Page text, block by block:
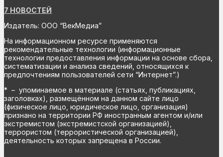
7 НОВОСТЕЙ
Издатель: ООО “ВекМедиа”
На информационном ресурсе применяются
рекомендательные технологии (информационные
технологии предоставления информации на основе сбора,
систематизации и анализа сведений, относящихся к
предпочтениям пользователей сети “Интернет”.)
* – упоминаемое в материале (статьях, публикациях,
заголовках), размещённом на данном сайте лицо
(физическое лицо, юридическое лицо, организация)
признано на территории РФ иностранным агентом и/или
экстремистом (экстремистской организацией),
террористом (террористической организацией),
деятельность которых запрещена в России.